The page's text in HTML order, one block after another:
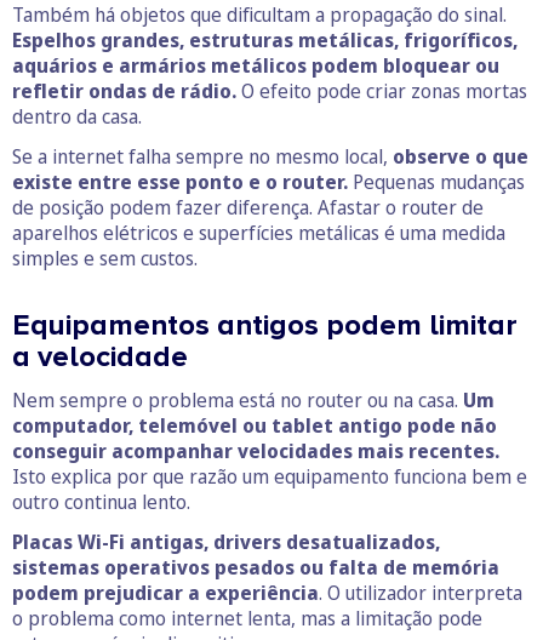
Também há objetos que dificultam a propagação do sinal.
Espelhos grandes, estruturas metálicas, frigoríficos,
aquários e armários metálicos podem bloquear ou
refletir ondas de rádio.O efeito pode criar zonas mortas
dentro da casa.
Se a internet falha sempre no mesmo local, observe o que
existe entre esse ponto e o router. Pequenas mudanças
de posição podem fazer diferença. Afastar o router de
aparelhos elétricos e superfícies metálicas é uma medida
simples e sem custos.
Equipamentos antigos podem limitar
a velocidade
Nem sempre o problema está no router ou na casa. Um
computador, telemóvel ou tablet antigo pode não
conseguir acompanhar velocidades mais recentes.
Isto explica por que razão um equipamento funciona bem e
outro continua lento.
Placas Wi-Fi antigas, drivers desatualizados,
sistemas operativos pesados ou falta de memória
podem prejudicar a experiência. O utilizador interpreta
o problema como internet lenta, mas a limitação pode